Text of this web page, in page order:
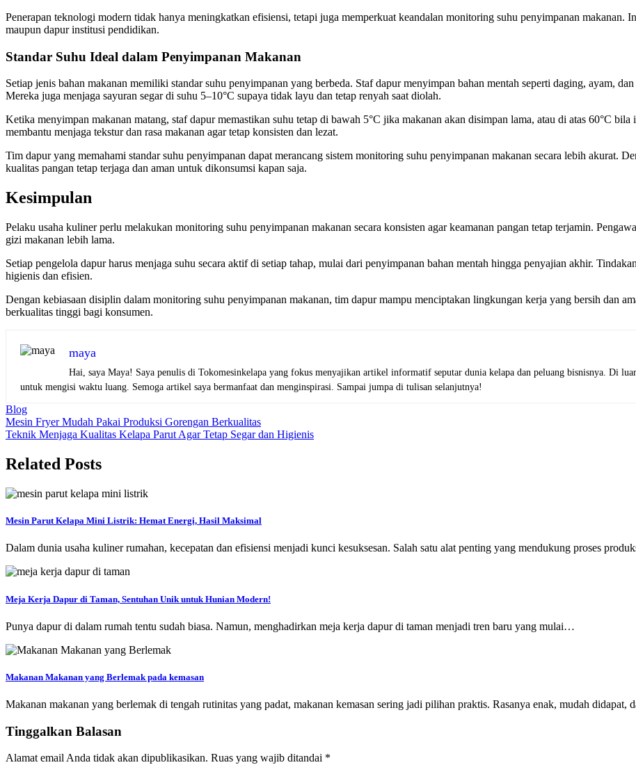
Penerapan teknologi modern tidak hanya meningkatkan efisiensi, tetapi juga memperkuat keandalan monitoring suhu penyimpanan makanan.
maupun dapur institusi pendidikan.
Standar Suhu Ideal dalam Penyimpanan Makanan
Setiap jenis bahan makanan memiliki standar suhu penyimpanan yang berbeda. Staf dapur menyimpan bahan mentah seperti daging, ayam,
Mereka juga menjaga sayuran segar di suhu 5–10°C supaya tidak layu dan tetap renyah saat diolah.
Ketika menyimpan makanan matang, staf dapur memastikan suhu tetap di bawah 5°C jika makanan akan disimpan lama, atau di atas 60°C
membantu menjaga tekstur dan rasa makanan agar tetap konsisten dan lezat.
Tim dapur yang memahami standar suhu penyimpanan dapat merancang sistem monitoring suhu penyimpanan makanan secara lebih akurat.
kualitas pangan tetap terjaga dan aman untuk dikonsumsi kapan saja.
Kesimpulan
Pelaku usaha kuliner perlu melakukan monitoring suhu penyimpanan makanan secara konsisten agar keamanan pangan tetap terjamin.
gizi makanan lebih lama.
Setiap pengelola dapur harus menjaga suhu secara aktif di setiap tahap, mulai dari penyimpanan bahan mentah hingga penyajian akhir.
higienis dan efisien.
Dengan kebiasaan disiplin dalam monitoring suhu penyimpanan makanan, tim dapur mampu menciptakan lingkungan kerja yang bersih dan
berkualitas tinggi bagi konsumen.
maya
Hai, saya Maya! Saya penulis di Tokomesinkelapa yang fokus menyajikan artikel informatif seputar dunia kelapa dan peluang bisnisnya. Di
untuk mengisi waktu luang. Semoga artikel saya bermanfaat dan menginspirasi. Sampai jumpa di tulisan selanjutnya!
Blog
Navigasi
pos
Mesin Fryer Mudah Pakai Produksi Gorengan Berkualitas
Teknik Menjaga Kualitas Kelapa Parut Agar Tetap Segar dan Higienis
Related Posts
Mesin Parut Kelapa Mini Listrik: Hemat Energi, Hasil Maksimal
Dalam dunia usaha kuliner rumahan, kecepatan dan efisiensi menjadi kunci kesuksesan. Salah satu alat penting yang mendukung proses
Meja Kerja Dapur di Taman, Sentuhan Unik untuk Hunian Modern!
Punya dapur di dalam rumah tentu sudah biasa. Namun, menghadirkan meja kerja dapur di taman menjadi tren baru yang mulai…
Makanan Makanan yang Berlemak pada kemasan
Makanan makanan yang berlemak di tengah rutinitas yang padat, makanan kemasan sering jadi pilihan praktis. Rasanya enak, mudah didapat,
Tinggalkan Balasan
Alamat email Anda tidak akan dipublikasikan. Ruas yang wajib ditandai *